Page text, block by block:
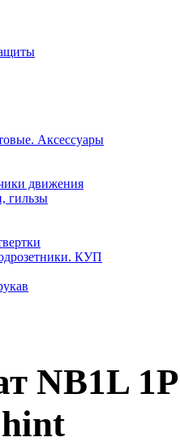
Аксессуары
движения
гильзы
КУП
NB1L